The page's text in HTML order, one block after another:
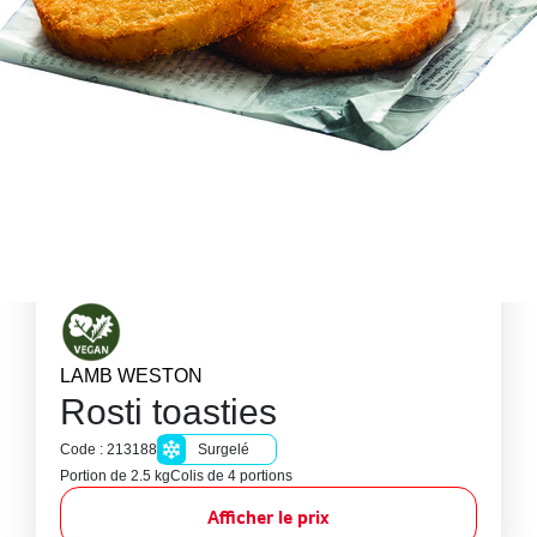
LAMB WESTON
Rosti toasties
Code : 213188
Surgelé
Portion de 2.5 kgColis de 4 portions
Afficher le prix